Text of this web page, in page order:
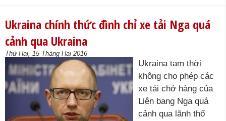
Ukraina chính thức đình chỉ xe tải Nga quá
cảnh qua Ukraina
Thứ Hai, 15 Tháng Hai 2016
Ukraina tạm thời
không cho phép các
xe tải chở hàng của
Liên bang Nga quá
cảnh qua lãnh thổ